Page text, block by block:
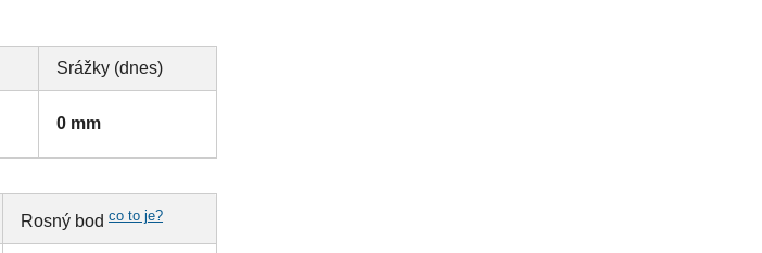
Srážky (dnes)
0 mm
Rosný bodco to je?